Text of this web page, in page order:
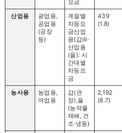
요금
산업용
광업용,
공업용
(공장
등)
계절별
차등요
금산업
용(갑)Ⅱ·
산업용
(을): 시
간대별
차등요
금
439
(1.8)
농사용
농업용,
어업용
갑(관
정),을
(농작물
재배, 건
조·냉동)
2,192
(8.7)